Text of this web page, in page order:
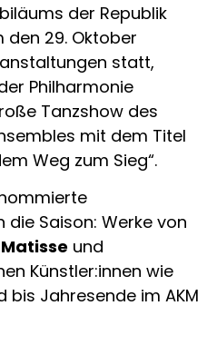
der Republik
den 29. Oktober
statt,
Philharmonie
Tanzshow des
mit dem Titel
Weg zum Sieg“.
Saison: Werke von
und
Künstler:innen wie
bis Jahresende im AKM